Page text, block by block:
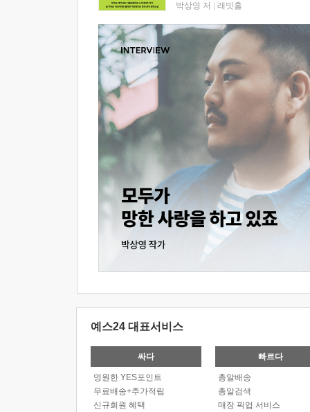
박상영 저 래빗홀
예스24 대표서비스
싸다
영원한 YES포인트
무료배송+추가적립
신규회원 혜택
빠르다
총알배송
총알검색
매장 픽업 서비스